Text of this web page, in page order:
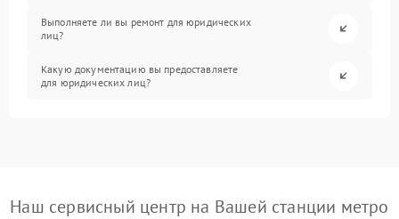
Выполняете ли вы ремонт для юридических
лиц?
Какую документацию вы предоставляете
для юридических лиц?
Наш сервисный центр на Вашей станции метро